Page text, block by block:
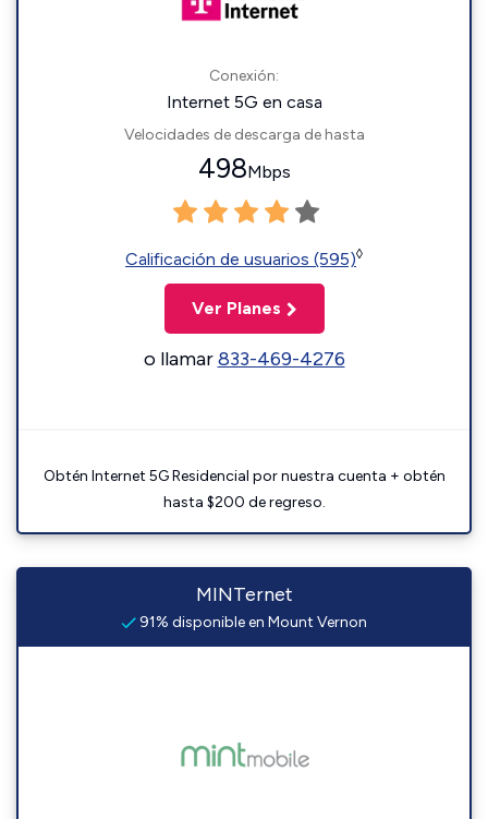
Conexión:
Internet 5G en casa
Velocidades de descarga de hasta
498Mbps
Calificación de usuarios (595)◊
Ver Planes
o llamar833-469-4276
Obtén Internet 5G Residencial por nuestra cuenta + obtén
hasta $200 de regreso.
MINTernet
91% disponible en Mount Vernon